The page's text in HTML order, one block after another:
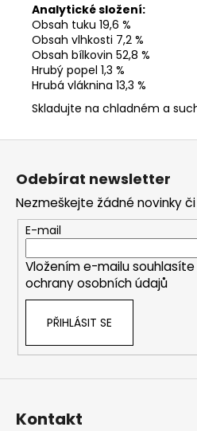
Analytické složení:
Obsah tuku 19,6 %
Obsah vlhkosti 7,2 %
Obsah bílkovin 52,8 %
Hrubý popel 1,3 %
Hrubá vláknina 13,3 %
Skladujte na chladném a
Z
Odebírat newsletter
Nezmeškejte žádné novinky
E-mail
Vložením e-mailu souhlasíte
ochrany osobních údajů
PŘIHLÁSIT SE
Kontakt